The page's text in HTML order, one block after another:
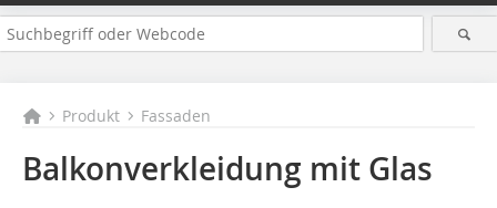
Produkt Fassaden
Balkonverkleidung mit Glas